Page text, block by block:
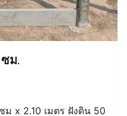
ม.
ม x 2.10 เมตร ฝังดิน 50